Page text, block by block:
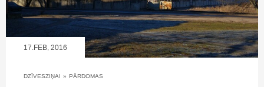
17.FEB, 2016
DZĪVESZIŅAI » PĀRDOMAS